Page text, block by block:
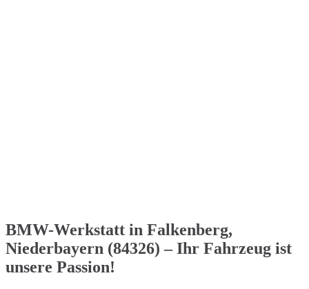
BMW-Werkstatt in Falkenberg,
Niederbayern (84326) – Ihr Fahrzeug ist
unsere Passion!